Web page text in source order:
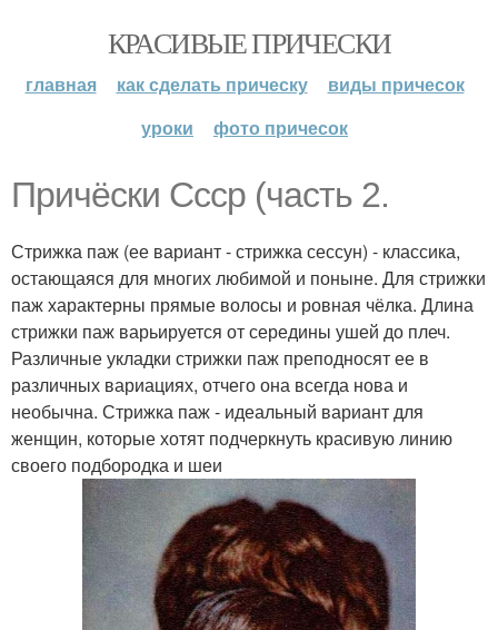
КРАСИВЫЕ ПРИЧЕСКИ
главная как сделать прическу
виды причесок
уроки
фото причесок
Причёски Ссср (часть 2.
Стрижка паж (ее вариант - стрижка сессун) - классика,
остающаяся для многих любимой и поныне. Для стрижки
паж характерны прямые волосы и ровная чёлка. Длина
стрижки паж варьируется от середины ушей до плеч.
Различные укладки стрижки паж преподносят ее в
различных вариациях, отчего она всегда нова и
необычна. Стрижка паж - идеальный вариант для
женщин, которые хотят подчеркнуть красивую линию
своего подбородка и шеи